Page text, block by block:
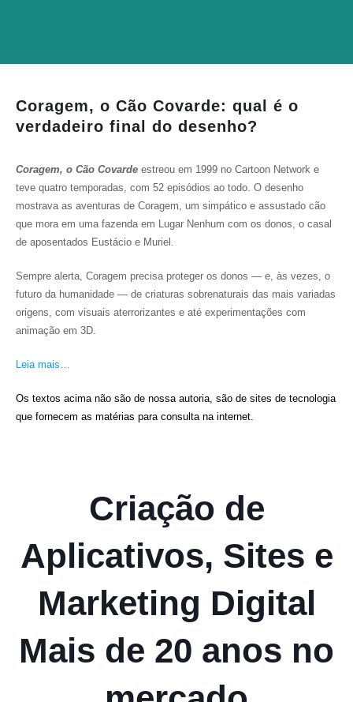
Coragem, o Cão Covarde: qual é o
verdadeiro final do desenho?
Coragem, o Cão Covarde estreou em 1999 no Cartoon Network e
teve quatro temporadas, com 52 episódios ao todo. O desenho
mostrava as aventuras de Coragem, um simpático e assustado cão
que mora em uma fazenda em Lugar Nenhum com os donos, o casal
de aposentados Eustácio e Muriel.
Sempre alerta, Coragem precisa proteger os donos — e, às vezes, o
futuro da humanidade — de criaturas sobrenaturais das mais variadas
origens, com visuais aterrorizantes e até experimentações com
animação em 3D.
Leia mais…
Os textos acima não são de nossa autoria, são de sites de tecnologia
que fornecem as matérias para consulta na internet.
Criação de
Aplicativos, Sites e
Marketing Digital
Mais de 20 anos no